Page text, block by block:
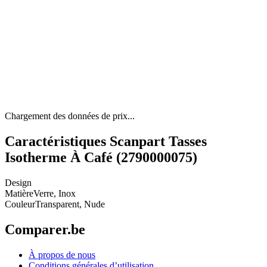
Chargement des données de prix...
Caractéristiques Scanpart Tasses
Isotherme À Café (2790000075)
Design
MatièreVerre, Inox
CouleurTransparent, Nude
Comparer.be
À propos de nous